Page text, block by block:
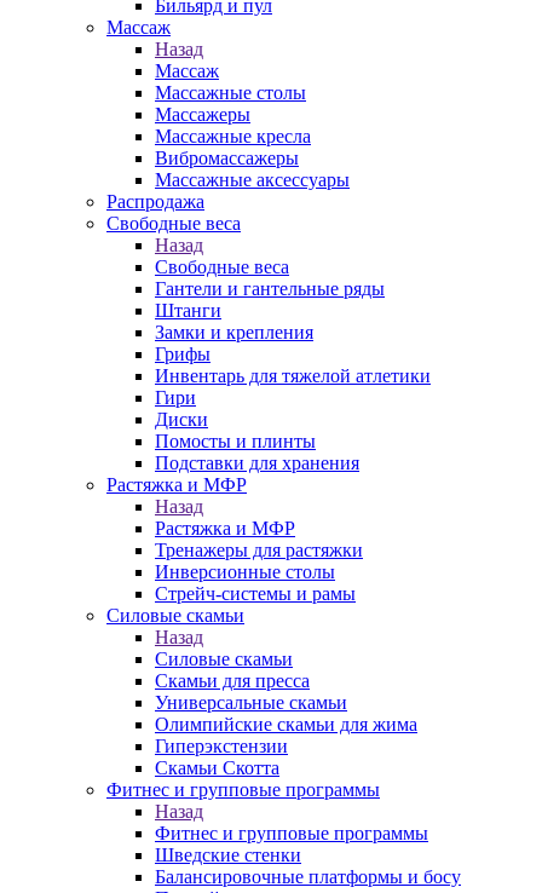
Бильярд и пул
Массаж
Назад
Массаж
Массажные столы
Массажеры
Массажные кресла
Вибромассажеры
Массажные аксессуары
Распродажа
Свободные веса
Назад
Свободные веса
Гантели и гантельные ряды
Штанги
Замки и крепления
Грифы
Инвентарь для тяжелой атлетики
Гири
Диски
Помосты и плинты
Подставки для хранения
Растяжка и МФР
Назад
Растяжка и МФР
Тренажеры для растяжки
Инверсионные столы
Стрейч-системы и рамы
Силовые скамьи
Назад
Силовые скамьи
Скамьи для пресса
Универсальные скамьи
Олимпийские скамьи для жима
Гиперэкстензии
Скамьи Скотта
Фитнес и групповые программы
Назад
Фитнес и групповые программы
Шведские стенки
Балансировочные платформы и босу